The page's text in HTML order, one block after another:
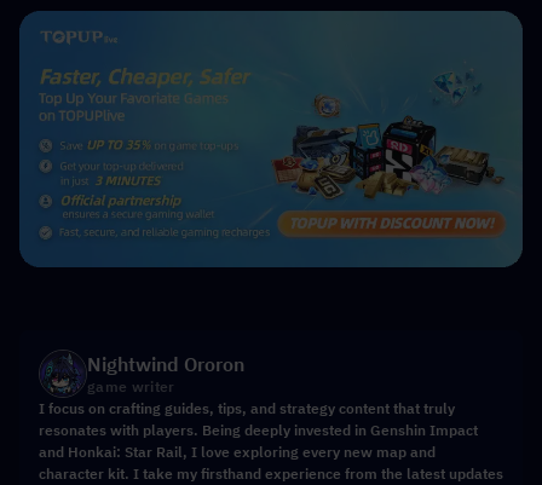
Nightwind Ororon
game writer
I focus on crafting guides, tips, and strategy content that truly
resonates with players. Being deeply invested in Genshin Impact
and Honkai: Star Rail, I love exploring every new map and
character kit. I take my firsthand experience from the latest updates